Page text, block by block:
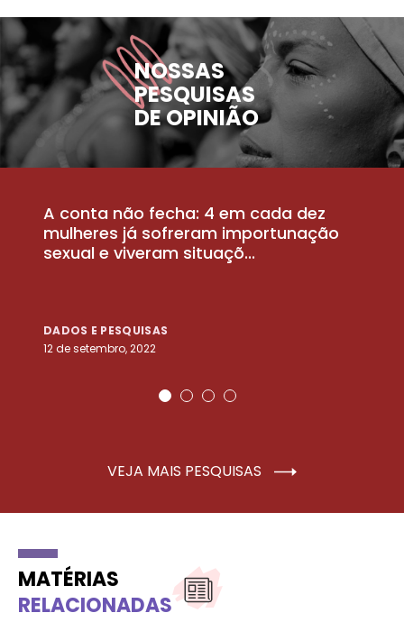
NOSSAS
PESQUISAS
DE OPINIÃO
A conta não fecha: 4 em cada dez
mulheres já sofreram importunação
sexual e viveram situaçõ...
DADOS E PESQUISAS
12 de setembro, 2022
VEJA MAIS PESQUISAS
MATÉRIAS
RELACIONADAS